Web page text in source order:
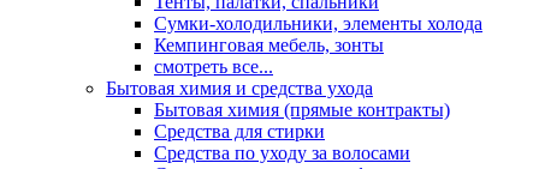
Сумки-холодильники, элементы холода
Кемпинговая мебель, зонты
смотреть все...
Бытовая химия и средства ухода
Бытовая химия (прямые контракты)
Средства для стирки
Средства по уходу за волосами